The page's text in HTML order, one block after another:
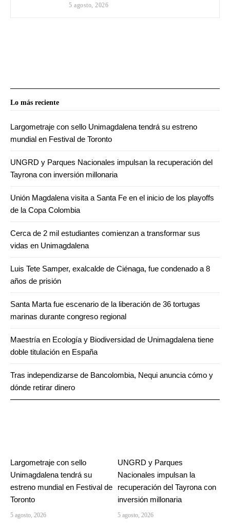
5 agosto, 2026
Largometraje con sello
Unimagdalena tendrá su
estreno mundial en Festival de
Toronto
5 agosto, 2026
UNGRD y Parques
Nacionales impulsan la
recuperación del Tayrona con
inversión millonaria
5 agosto, 2026
Lo más reciente
Largometraje con sello Unimagdalena tendrá su estreno
mundial en Festival de Toronto
UNGRD y Parques Nacionales impulsan la recuperación del
Tayrona con inversión millonaria
Unión Magdalena visita a Santa Fe en el inicio de los playoffs
de la Copa Colombia
Cerca de 2 mil estudiantes comienzan a transformar sus
vidas en Unimagdalena
Luis Tete Samper, exalcalde de Ciénaga, fue condenado a 8
años de prisión
Santa Marta fue escenario de la liberación de 36 tortugas
marinas durante congreso regional
Maestría en Ecología y Biodiversidad de Unimagdalena tiene
doble titulación en España
Tras independizarse de Bancolombia, Nequi anuncia cómo y
dónde retirar dinero